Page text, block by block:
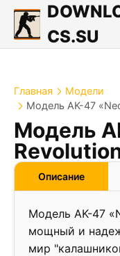
CS.SU
Главная
Модели
Модель AK-47
Модель
Описание
Модель AK-47
мощный и
мир